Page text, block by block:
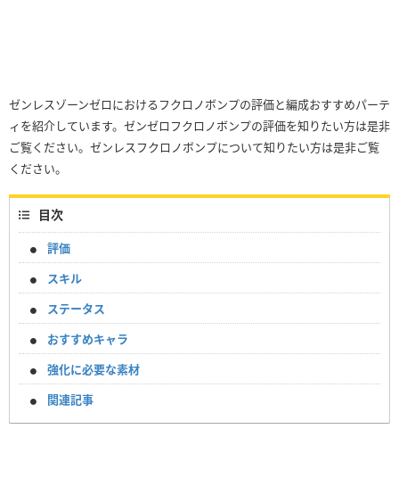
ゼンレスゾーンゼロにおけるフクロノボンプの評価と編成おすすめパーテ
ィを紹介しています。ゼンゼロフクロノボンプの評価を知りたい方は是非
ご覧ください。ゼンレスフクロノボンプについて知りたい方は是非ご覧
ください。
目次
評価
スキル
ステータス
おすすめキャラ
強化に必要な素材
関連記事